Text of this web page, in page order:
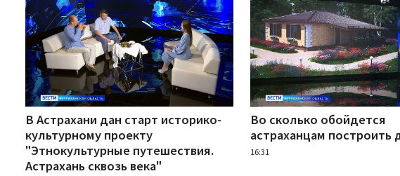
В Астрахани дан старт историко-
культурному проекту
"Этнокультурные путешествия.
Астрахань сквозь века"
Во сколько обойдется
астраханцам построить
16:31